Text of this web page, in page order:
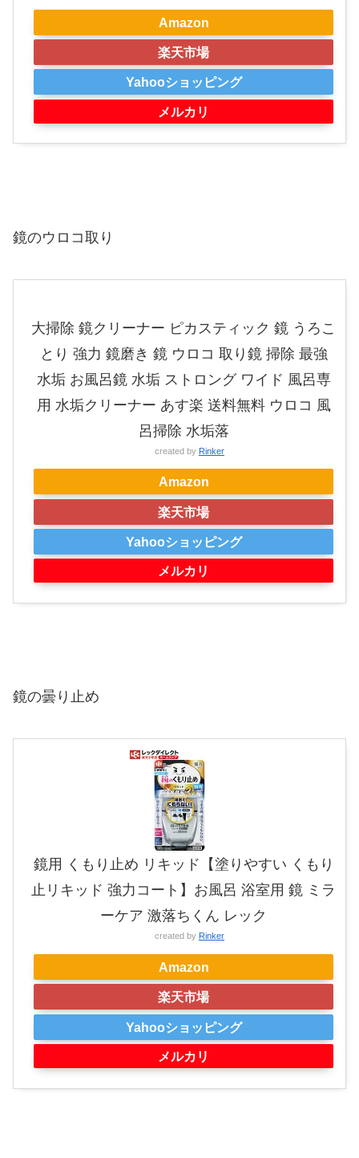
Amazon
楽天市場
Yahooショッピング
メルカリ
鏡のウロコ取り
大掃除 鏡クリーナー ピカスティック 鏡 うろこ
とり 強力 鏡磨き 鏡 ウロコ 取り鏡 掃除 最強
水垢 お風呂鏡 水垢 ストロング ワイド 風呂専
用 水垢クリーナー あす楽 送料無料 ウロコ 風
呂掃除 水垢落
created by Rinker
Amazon
楽天市場
Yahooショッピング
メルカリ
鏡の曇り止め
鏡用 くもり止め リキッド【塗りやすい くもり
止リキッド 強力コート】お風呂 浴室用 鏡 ミラ
ーケア 激落ちくん レック
created by Rinker
Amazon
楽天市場
Yahooショッピング
メルカリ